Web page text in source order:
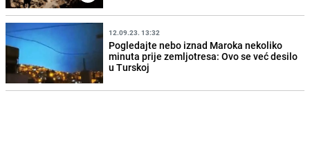
12.09.23. 13:32
Pogledajte nebo iznad Maroka nekoliko
minuta prije zemljotresa: Ovo se već desilo
u Turskoj